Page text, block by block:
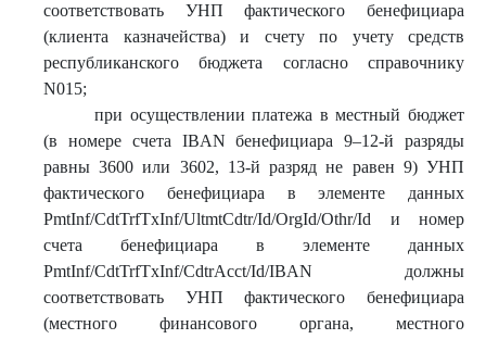
соответствовать УНП фактического бенефициара
(клиента казначейства) и счету по учету средств
республиканского бюджета согласно справочнику
N015;
при осуществлении платежа в местный бюджет
(в номере счета IBAN бенефициара 9–12-й разряды
равны 3600 или 3602, 13-й разряд не равен 9) УНП
фактического бенефициара в элементе данных
PmtInf/CdtTrfTxInf/UltmtCdtr/Id/OrgId/Othr/Id и номер
счета бенефициара в элементе данных
PmtInf/CdtTrfTxInf/CdtrAcct/Id/IBAN должны
соответствовать УНП фактического бенефициара
(местного финансового органа, местного